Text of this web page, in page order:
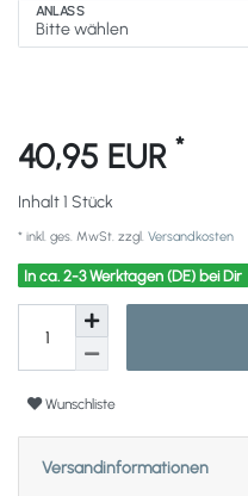
ANLASS
40,95 EUR *
Inhalt1 Stück
* inkl. ges. MwSt. zzgl. Versandkosten
In ca. 2-3 Werktagen (DE) bei Dir
Wunschliste
Versandinformationen